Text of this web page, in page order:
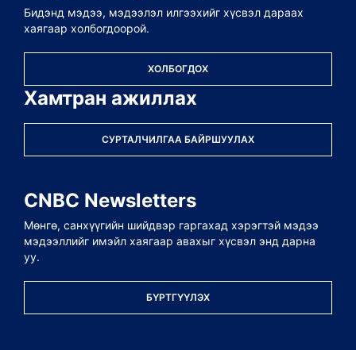
Бидэнд мэдээ, мэдээлэл илгээхийг хүсвэл дараах
хаягаар холбогдоорой.
ХОЛБОГДОХ
Хамтран ажиллах
СУРТАЛЧИЛГАА БАЙРШУУЛАХ
CNBC Newsletters
Мөнгө, санхүүгийн шийдвэр гаргахад хэрэгтэй мэдээ
мэдээллийг имэйл хаягаар авахыг хүсвэл энд дарна
уу.
БҮРТГҮҮЛЭХ